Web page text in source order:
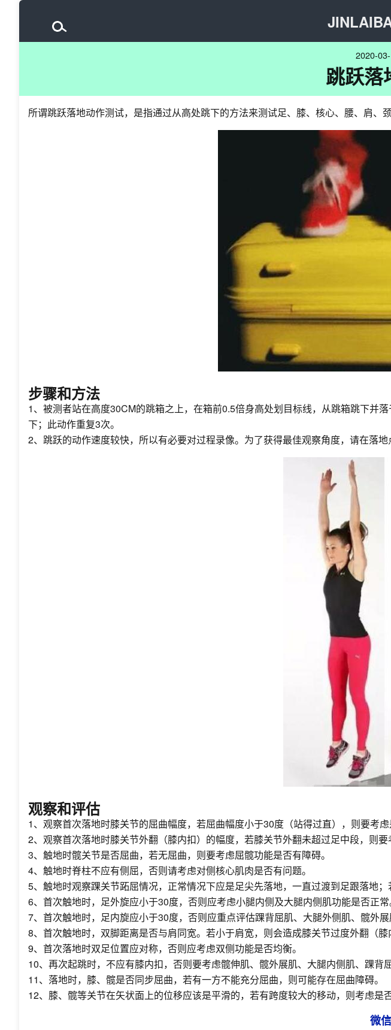
2020-
跳跃落
所谓跳跃落地动作测试，是指通过从高处跳下的方法来测试足、膝、核心、腰、肩、
步骤和方法
1、被测者站在高度30CM的跳箱之上，在箱前0.5倍身高处划目标线，从跳箱跳下并
下；此动作重复3次。
2、跳跃的动作速度较快，所以有必要对过程录像。为了获得最佳观察角度，请在落地
观察和评估
1、观察首次落地时膝关节的屈曲幅度，若屈曲幅度小于30度（站得过直），则要考虑
2、观察首次落地时膝关节外翻（膝内扣）的幅度，若膝关节外翻未超过足中段，则
3、触地时髋关节是否屈曲，若无屈曲，则要考虑屈髋功能是否有障碍。
4、触地时脊柱不应有侧屈，否则请考虑对侧核心肌肉是否有问题。
5、触地时观察踝关节跖屈情况，正常情况下应是足尖先落地，一直过渡到足跟落地
6、首次触地时，足外旋应小于30度，否则应考虑小腿内侧及大腿内侧肌功能是否正常
7、首次触地时，足内旋应小于30度，否则应重点评估踝背屈肌、大腿外侧肌、髋外展
8、首次触地时，双脚距离是否与肩同宽。若小于肩宽，则会造成膝关节过度外翻（膝
9、首次落地时双足位置应对称，否则应考虑双侧功能是否均衡。
10、再次起跳时，不应有膝内扣，否则要考虑髋伸肌、髋外展肌、大腿内侧肌、踝背
11、落地时，膝、髋是否同步屈曲，若有一方不能充分屈曲，则可能存在屈曲障碍。
12、膝、髋等关节在矢状面上的位移应该是平滑的，若有跨度较大的移动，则考虑是
微